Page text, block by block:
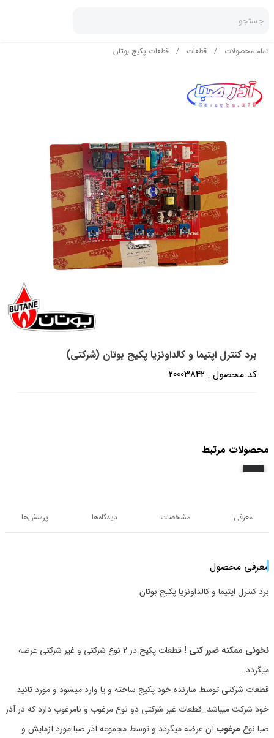
جستجو
تمام محصولات / قطعات / قطعات پکیج بوتان
برد کنترل اپتیما و کالداونزیا پکیج بوتان (شرکتی)
کد محصول : 20003842
محصولات مرتبط
معرفی مشخصات دیدگاه‌ها پرسش‌ها
معرفی محصول
برد کنترل اپتیما و کالداونزیا پکیج بوتان
نخونی ممکنه ضرر کنی !
قطعات پکیج در 2 نوع شرکتی و غیر شرکتی عرضه
میگردد.
قطعات شرکتی توسط سازنده خود پکیج ساخته و یا وارد میشود و مورد تائید
خود شرکت میباشد_قطعات غیر شرکتی دو نوع مرغوب و نامرغوب دارد که در آذر
صبا نوع مرغوبآن عرضه میگردد و توسط مجموعه آذر صبا مورد آزمایش و